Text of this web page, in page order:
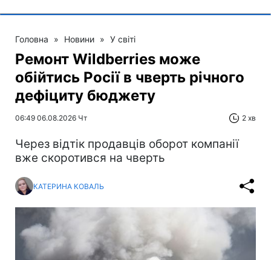
Головна » Новини » У світі
Ремонт Wildberries може
обійтись Росії в чверть річного
дефіциту бюджету
06:49 06.08.2026 Чт 2 хв
Через відтік продавців оборот компанії
вже скоротився на чверть
КАТЕРИНА КОВАЛЬ